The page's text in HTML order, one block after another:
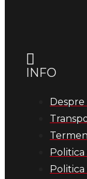
INFO
Despre
Politica